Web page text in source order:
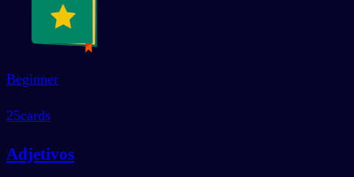
Beginner
25cards
Adjetivos